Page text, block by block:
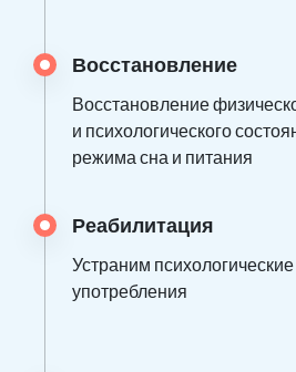
Восстановление
Восстановление
и психологического
режима сна и питания
Реабилитация
Устраним
употребления